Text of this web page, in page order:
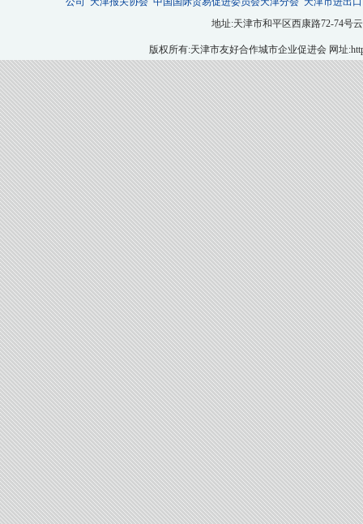
地址:天津市和平区西康路72-74号云
版权所有:天津市友好合作城市企业促进会 网址